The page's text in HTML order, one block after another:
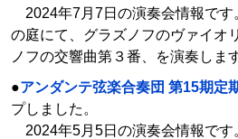
2024年7月7日の演奏会情報です
の庭にて、グラズノフのヴァイオ
ノフの交響曲第３番、を演奏しま
●アンダンテ弦楽合奏団 第15期定
プしました。
2024年5月5日の演奏会情報です